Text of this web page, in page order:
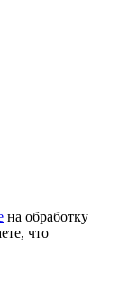
на обработку
что